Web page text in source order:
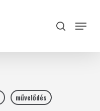
search
Menu
művelődés
Close